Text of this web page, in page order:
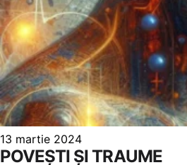
13 martie 2024
POVEȘTI ȘI TRAUME